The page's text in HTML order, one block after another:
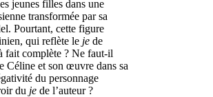
jeunes filles dans une
transformée par sa
Pourtant, cette figure
qui reflète le je de
fait complète ? Ne faut-il
Céline et son œuvre dans sa
du personnage
du je de l’auteur ?